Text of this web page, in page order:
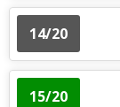
14/20
15/20